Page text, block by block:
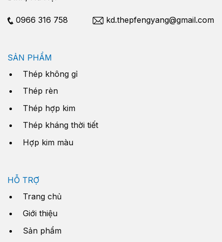
0966 316 758 kd.thepfengyang@gmail.com
SẢN PHẨM
Thép không gỉ
Thép rèn
Thép hợp kim
Thép kháng thời tiết
Hợp kim màu
HỖ TRỢ
Trang chủ
Giới thiệu
Sản phẩm